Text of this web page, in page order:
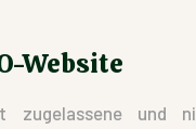
Website
zugelassene und